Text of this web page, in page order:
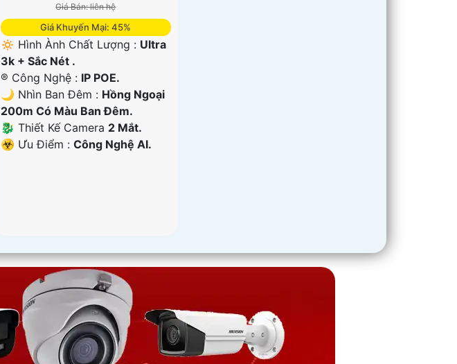
Giá Bán: liên hệ
Giá Khuyến Mại: 45%
🔅 Hình Ành Chất Lượng : Ultra
3k + Sắc Nét .
®️ Công Nghệ : IP POE.
🌙 Nhìn Ban Đêm : Hồng Ngoại
200m Có Màu Ban Ðêm.
🐉️ Thiết Kế Camera 2 Mắt.
️☣️ Ưu Điểm : Công Nghệ AI.